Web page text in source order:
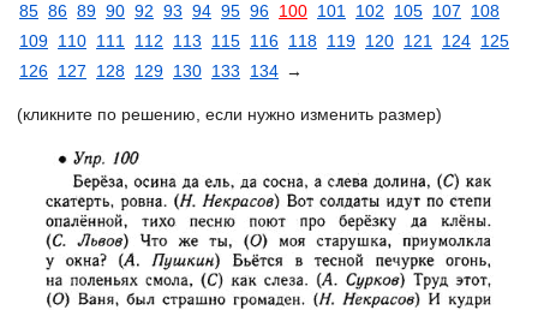
85 86 89 90 92 93 94 95 96 100 101 102 105 107
108
109 110 111 112 113 115 116 118 119 120 121 124 125
126 127 128 129 130 133 134 →
(кликните по решению, если нужно изменить размер)